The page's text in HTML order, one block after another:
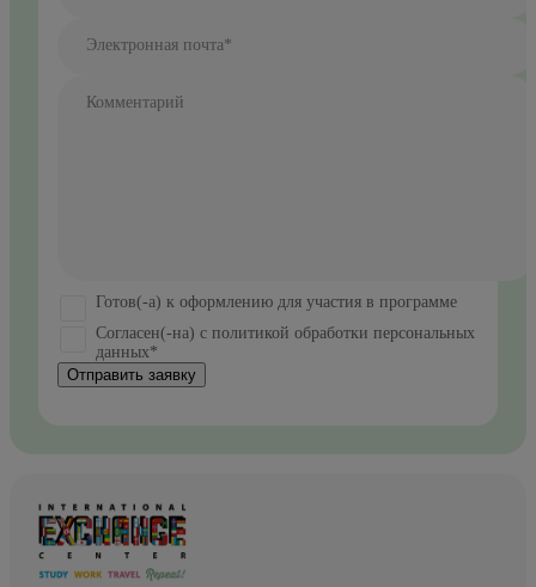
Электронная почта*
Комментарий
Готов(-а) к оформлению для участия в программе
Согласен(-на) с политикой обработки персональных
данных*
Отправить заявку